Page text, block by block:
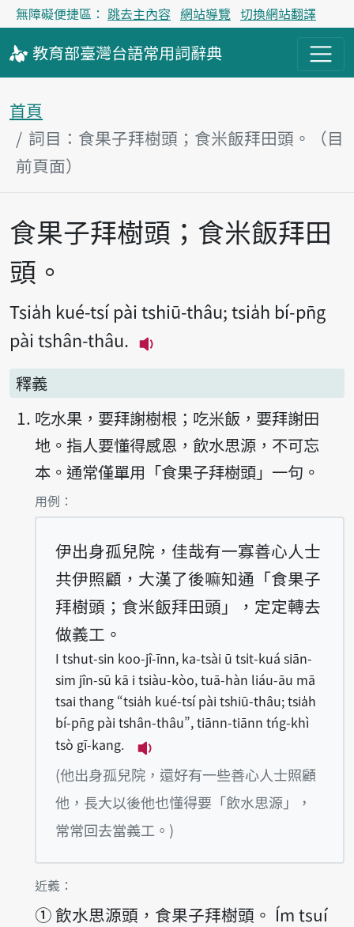
無障礙便捷區： 跳去主內容 網站導覽 切換網站翻譯
教育部臺灣台語常用詞辭典
首頁
詞目：食果子拜樹頭；食米飯拜田頭。（目
前頁面）
主內容區塊
食果子拜樹頭；食米飯拜田
頭。
Tsia̍h kué-tsí pài tshiū-thâu; tsia̍h bí-pn̄g
pài tshân-thâu.
釋義
吃水果，要拜謝樹根；吃米飯，要拜謝田
地。指人要懂得感恩，飲水思源，不可忘
本。通常僅單用「食果子拜樹頭」一句。
第1項釋義的
用例：
伊出身孤兒院，佳哉有一寡善心人士
共伊照顧，大漢了後嘛知通「食果子
拜樹頭；食米飯拜田頭」，定定轉去
做義工。
I tshut-sin koo-jî-īnn, ka-tsài ū tsi̍t-kuá siān-
sim jîn-sū kā i tsiàu-kòo, tuā-hàn liáu-āu mā
tsai thang “tsia̍h kué-tsí pài tshiū-thâu; tsia̍h
bí-pn̄g pài tshân-thâu”, tiānn-tiānn tńg-khì
tsò gī-kang.
播放例句I tshut-sin koo-jî-
(他出身孤兒院，還好有一些善心人士照顧
他，長大以後他也懂得要「飲水思源」，
常常回去當義工。)
第1項釋義的
近義：
①飲水思源頭，食果子拜樹頭。 Ím tsuí